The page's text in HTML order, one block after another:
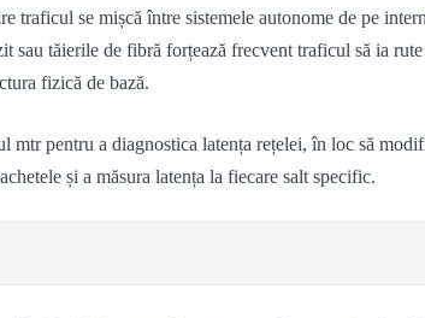
traficul se mișcă între sistemele autonome de pe
tăierile de fibră forțează frecvent traficul să ia
fizică de bază.
mtr pentru a diagnostica latența rețelei, în loc să
și a măsura latența la fiecare salt specific.